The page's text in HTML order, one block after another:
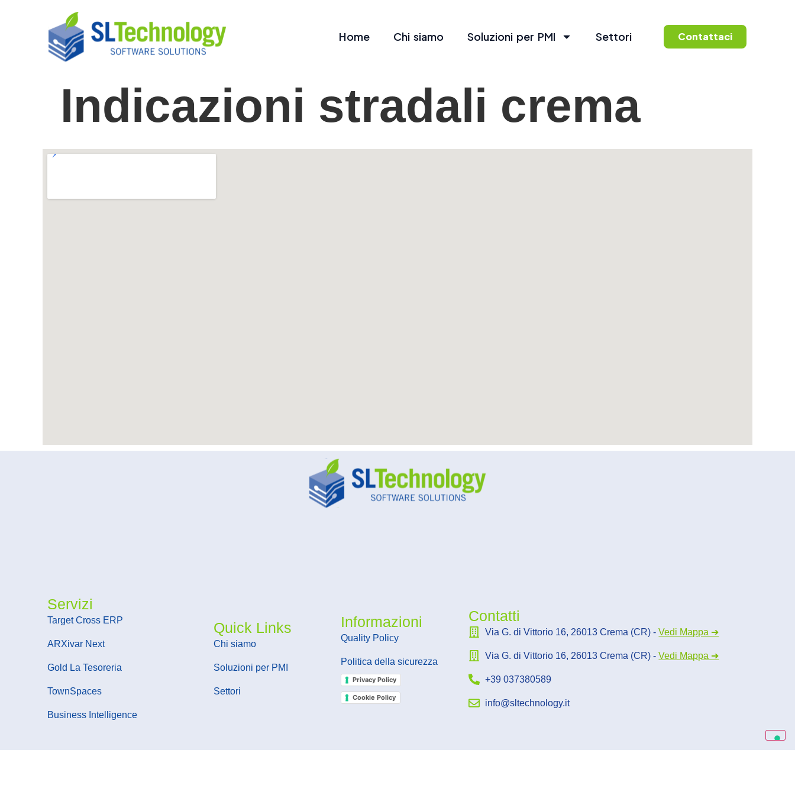
Home Chi siamo Soluzioni per PMI Settori Contattaci
Indicazioni stradali crema
Servizi
Target Cross ERP
ARXivar Next
Gold La Tesoreria
TownSpaces
Business Intelligence
Quick Links
Chi siamo
Soluzioni per PMI
Settori
Informazioni
Quality Policy
Politica della sicurezza
Privacy Policy
Cookie Policy
Contatti
Via G. di Vittorio 16, 26013 Crema (CR) -Vedi Mappa ➔
Via G. di Vittorio 16, 26013 Crema (CR) -Vedi Mappa ➔
+39 037380589
info@sltechnology.it